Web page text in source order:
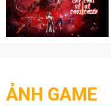
ẢNH GAME